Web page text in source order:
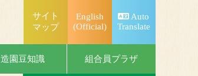
Auto
Translate
English
(Official)
サイト
マップ
造園豆知識 組合員プラザ
一般社団法人
日本造園組合連合会
（略称：造園連）